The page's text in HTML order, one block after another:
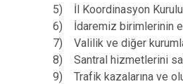
5) İl Koordinasyon
6) İdaremiz birimlerinin
7) Valilik ve diğer
8) Santral hizmetlerini
9) Trafik kazalarına ve